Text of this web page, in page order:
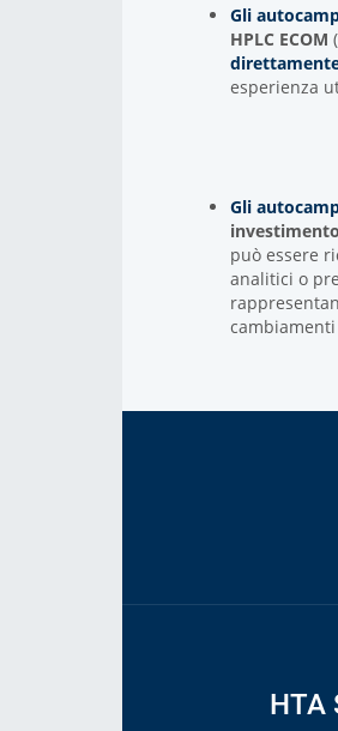
Gli
HPLC ECOM
esperienza
Gli
investimento
può essere
analitici o
HTA